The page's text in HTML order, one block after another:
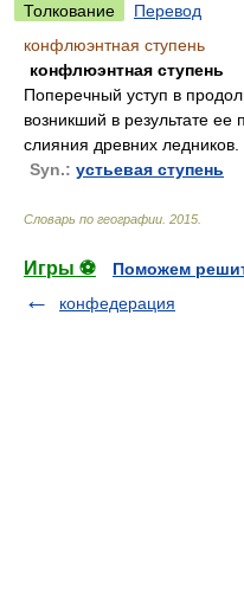
Толкование
Перевод
конфлюэнтная ступень
конфлюэнтная ступень
Поперечный уступ в
возникший в результате ее
слияния древних ледников.
Syn.: устьевая ступень
Словарь по географии 2015
Игры ⚽
Поможем
конфедерация